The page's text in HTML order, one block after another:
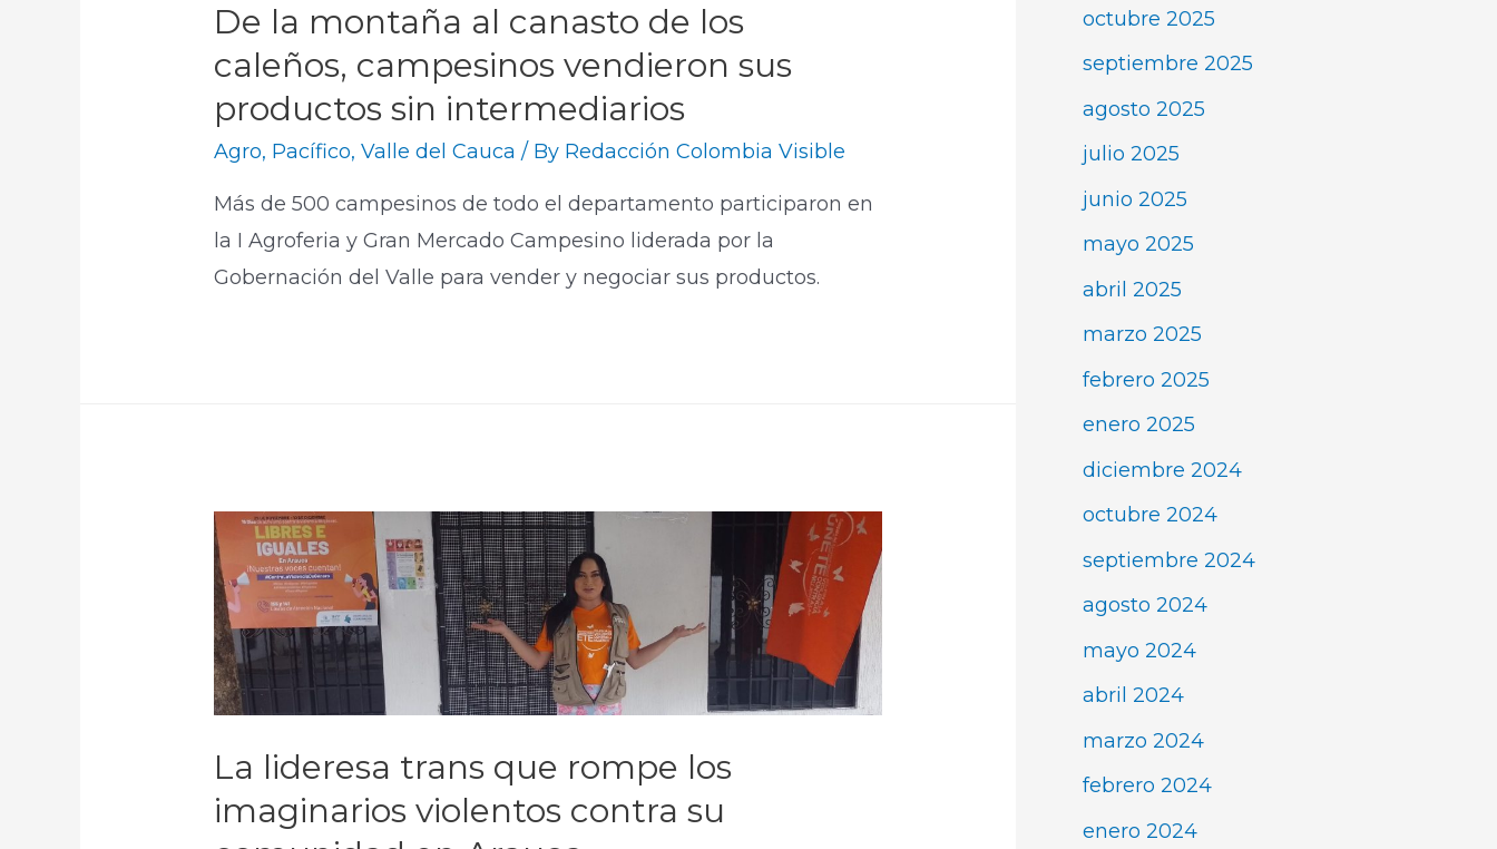
De la montaña al canasto de los
caleños, campesinos vendieron sus
productos sin intermediarios
Agro, Pacífico,Valle del Cauca / By Redacción Colombia Visible
Más de 500 campesinos de todo el departamento participaron en
la I Agroferia y Gran Mercado Campesino liderada por la
Gobernación del Valle para vender y negociar sus productos.
La lideresa trans que rompe los
imaginarios violentos contra su
octubre 2025
septiembre 2025
agosto 2025
julio 2025
junio 2025
mayo 2025
abril 2025
marzo 2025
febrero 2025
enero 2025
diciembre 2024
octubre 2024
septiembre 2024
agosto 2024
mayo 2024
abril 2024
marzo 2024
febrero 2024
enero 2024